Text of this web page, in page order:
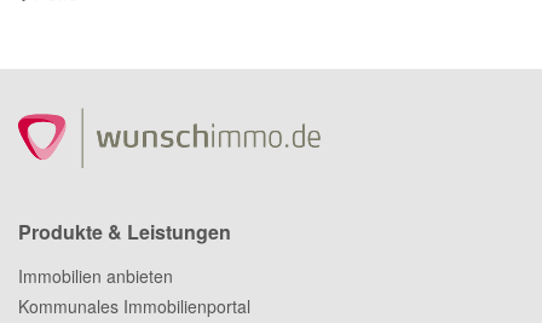
Produkte & Leistungen
Immobilien anbieten
Kommunales Immobilienportal